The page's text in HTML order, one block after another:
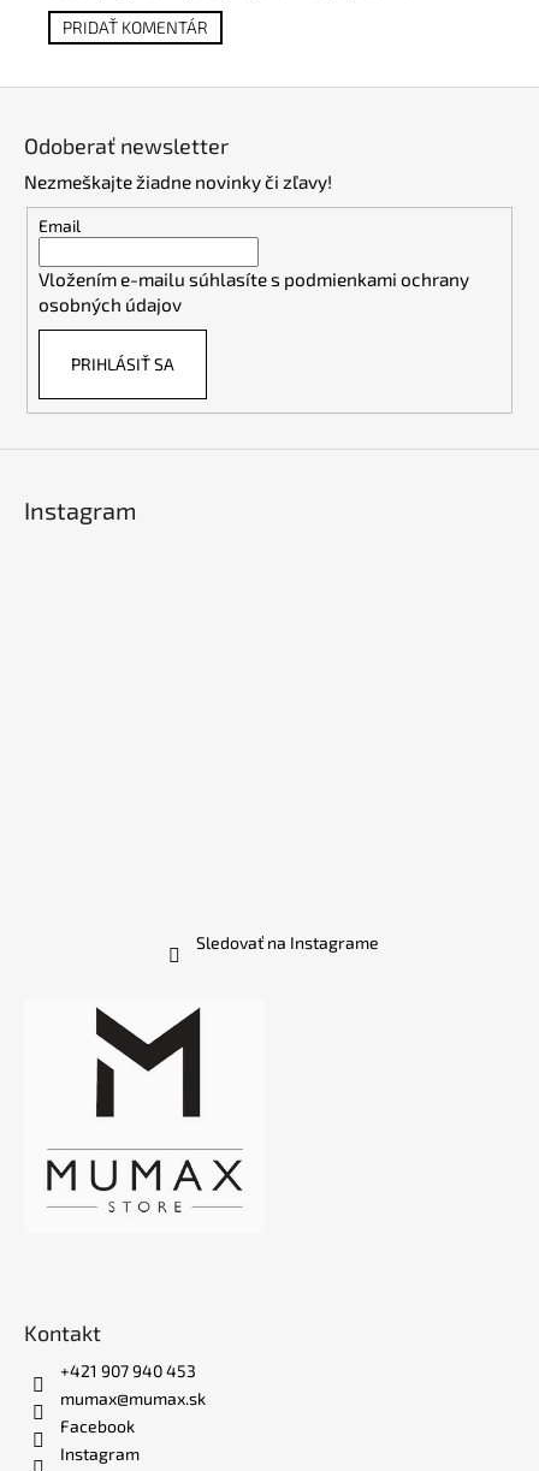
PRIDAŤ KOMENTÁR
Odoberať newsletter
Nezmeškajte žiadne novinky či zľavy!
Email
Vložením e-mailu súhlasíte s podmienkami ochrany
osobných údajov
PRIHLÁSIŤ SA
Instagram
Sledovať na Instagrame
Kontakt
+421 907 940 453
mumax@mumax.sk
Facebook
Instagram